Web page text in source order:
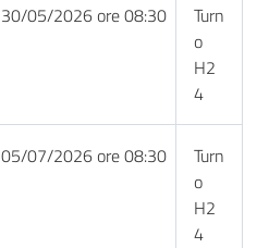
30/05/2026 ore 08:30
Turn
o
H2
4
05/07/2026 ore 08:30
Turn
o
H2
4